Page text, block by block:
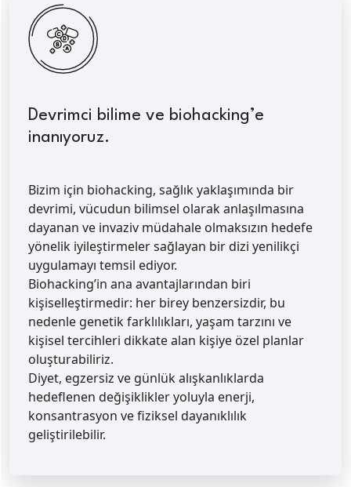
Devrimci bilime ve biohacking’e
inanıyoruz.
Bizim için biohacking, sağlık yaklaşımında bir
devrimi, vücudun bilimsel olarak anlaşılmasına
dayanan ve invaziv müdahale olmaksızın hedefe
yönelik iyileştirmeler sağlayan bir dizi yenilikçi
uygulamayı temsil ediyor.
Biohacking’in ana avantajlarından biri
kişiselleştirmedir: her birey benzersizdir, bu
nedenle genetik farklılıkları, yaşam tarzını ve
kişisel tercihleri dikkate alan kişiye özel planlar
oluşturabiliriz.
Diyet, egzersiz ve günlük alışkanlıklarda
hedeflenen değişiklikler yoluyla enerji,
konsantrasyon ve fiziksel dayanıklılık
geliştirilebilir.